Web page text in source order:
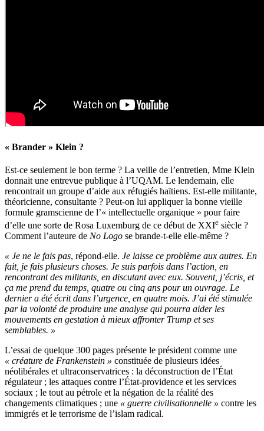
« Brander » Klein ?
Est-ce seulement le bon terme ? La veille de l’entretien, Mme Klein
donnait une entrevue publique à l’UQAM. Le lendemain, elle
rencontrait un groupe d’aide aux réfugiés haïtiens. Est-elle militante,
théoricienne, consultante ? Peut-on lui appliquer la bonne vieille
formule gramscienne de l’« intellectuelle organique » pour faire
d’elle une sorte de Rosa Luxemburg de ce début de XXIe siècle ?
Comment l’auteure de No Logo se brande-t-elle elle-même ?
« Je ne le fais pas, répond-elle. Je laisse ce problème aux autres. En
fait, je fais plusieurs choses. Je suis parfois dans l’action, en
rencontrant des militants, en discutant avec eux. Souvent, j’écris, et
ça me prend du temps, quatre ou cinq ans pour un ouvrage. Le
dernier a été écrit dans l’urgence, en quatre mois. J’ai été stimulée
par la volonté de produire une analyse qui pourra aider les
mouvements en gestation à mieux affronter Trump et ses
semblables. »
L’essai de quelque 300 pages présente le président comme une
« créature de Frankenstein » constituée de plusieurs idées
néolibérales et ultraconservatrices : la déconstruction de l’État
régulateur ; les attaques contre l’État-providence et les services
sociaux ; le tout au pétrole et la négation de la réalité des
changements climatiques ; une « guerre civilisationnelle » contre les
immigrés et le terrorisme de l’islam radical.